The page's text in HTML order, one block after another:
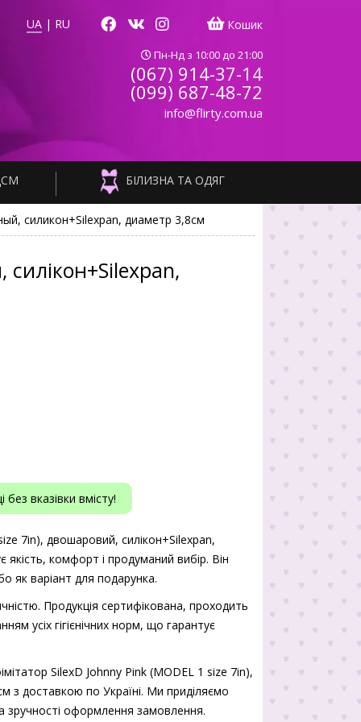
UA | RU Кошик
Пн-Нд з 10:00 до 21:00
(067) 914-37-14
(099) 687-48-72
info@flirty.com.ua
БІЛИЗНА ТА ОДЯГ
силикон+Silexpan, диаметр 3,8см
вказівки вмісту!
7in), двошаровий, силікон+Silexpan,
комфорт і продуманий вибір. Він
як варіант для подарунка.
Продукція сертифікована, проходить
усіх гігієнічних норм, що гарантує
SilexD Johnny Pink (MODEL 1 size 7in),
з доставкою по Україні. Ми приділяємо
зручності оформлення замовлення.